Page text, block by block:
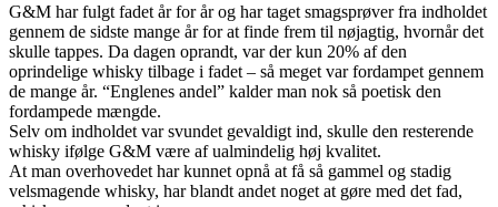
G&M har fulgt fadet år for år og har taget smagsprøver fra indholdet
gennem de sidste mange år for at finde frem til nøjagtig, hvornår det
skulle tappes. Da dagen oprandt, var der kun 20% af den
oprindelige whisky tilbage i fadet – så meget var fordampet gennem
de mange år. “Englenes andel” kalder man nok så poetisk den
fordampede mængde.
Selv om indholdet var svundet gevaldigt ind, skulle den resterende
whisky ifølge G&M være af ualmindelig høj kvalitet.
At man overhovedet har kunnet opnå at få så gammel og stadig
velsmagende whisky, har blandt andet noget at gøre med det fad,